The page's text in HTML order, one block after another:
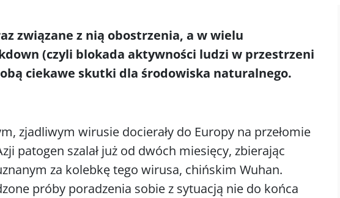
związane z nią obostrzenia, a w wielu
(czyli blokada aktywności ludzi w przestrzeni
ciekawe skutki dla środowiska naturalnego.
zjadliwym wirusie docierały do Europy na przełomie
patogen szalał już od dwóch miesięcy, zbierając
za kolebkę tego wirusa, chińskim Wuhan.
próby poradzenia sobie z sytuacją nie do końca